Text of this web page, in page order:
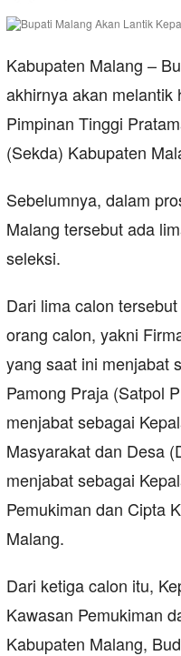
Kabupaten Malang –
akhirnya akan melantik
Pimpinan Tinggi
(Sekda) Kabupaten
Sebelumnya, dalam
Malang tersebut ada
seleksi.
Dari lima calon
orang calon, yakni
yang saat ini menjabat
Pamong Praja (Satpol
menjabat sebagai
Masyarakat dan Desa
menjabat sebagai
Pemukiman dan Cipta
Malang.
Dari ketiga calon itu,
Kawasan Pemukiman
Kabupaten Malang,